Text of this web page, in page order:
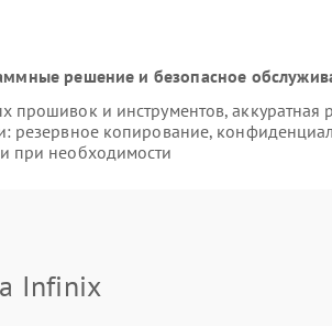
решение и безопасное
прошивок и инструментов, аккуратная
резервное копирование,
при необходимости
Infinix